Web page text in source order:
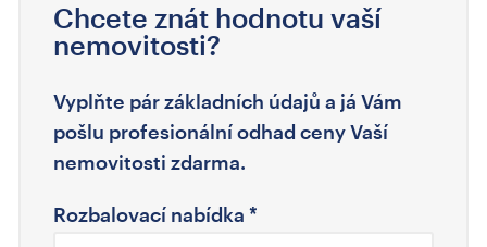
Chcete znát hodnotu vaší
nemovitosti?
Vyplňte pár základních údajů a já Vám
pošlu profesionální odhad ceny Vaší
nemovitosti zdarma.
Rozbalovací nabídka *